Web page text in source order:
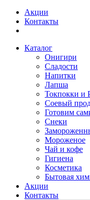
Акции
Контакты
Каталог
Онигири
Сладости
Напитки
Лапша
Токпокки и
Соевый
Готовим
Снеки
Мороженое
Чай и кофе
Гигиена
Косметика
Бытовая
Акции
Контакты